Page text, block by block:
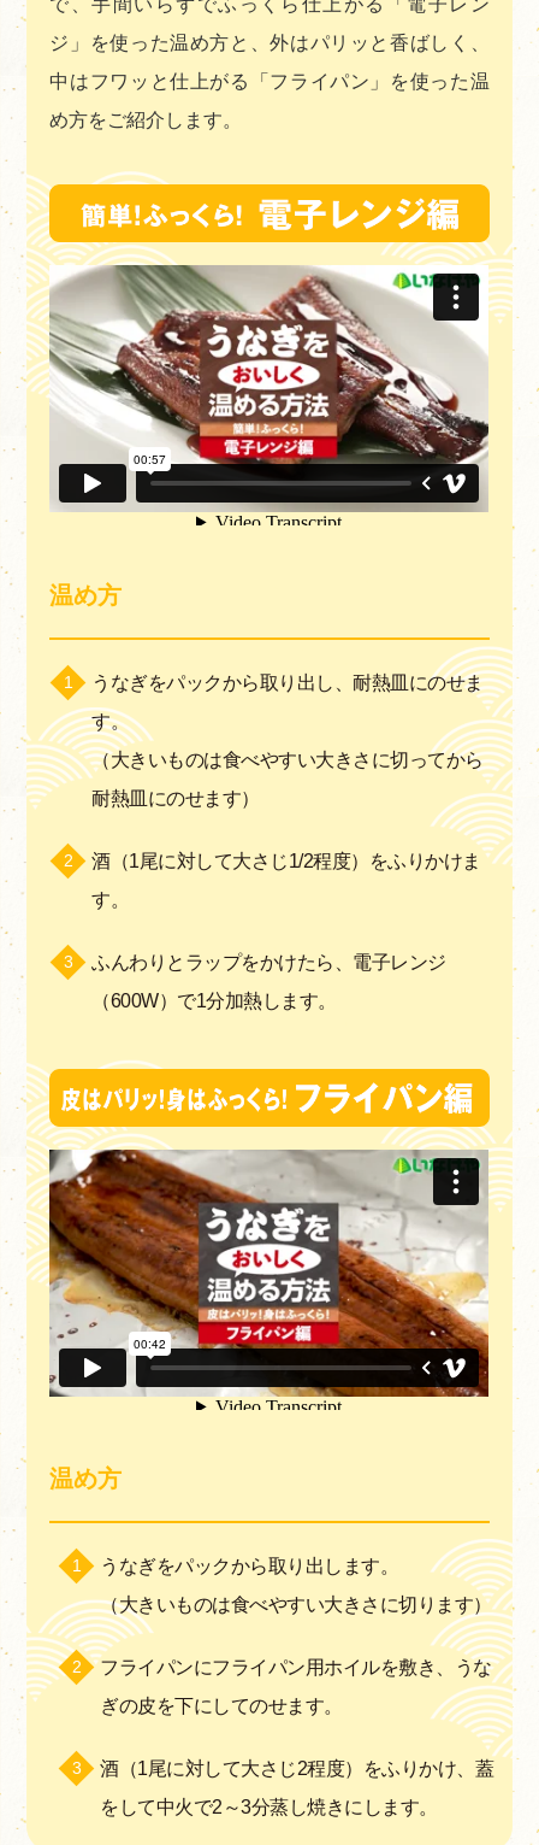
で、手間いらずでふっくら仕上がる「電子レン
ジ」を使った温め方と、外はパリッと香ばしく、
中はフワッと仕上がる「フライパン」を使った温
め方をご紹介します。
温め方
うなぎをパックから取り出し、耐熱皿にのせま
す。
（大きいものは食べやすい大きさに切ってから
耐熱皿にのせます）
酒（1尾に対して大さじ1/2程度）をふりかけま
す。
ふんわりとラップをかけたら、電子レンジ
（600W）で1分加熱します。
温め方
うなぎをパックから取り出します。
（大きいものは食べやすい大きさに切ります）
フライパンにフライパン用ホイルを敷き、うな
ぎの皮を下にしてのせます。
酒（1尾に対して大さじ2程度）をふりかけ、蓋
をして中火で2～3分蒸し焼きにします。